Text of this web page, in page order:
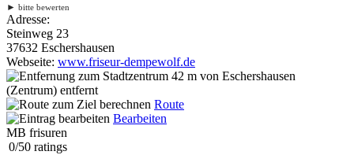
► bitte bewerten
Adresse:
Steinweg 23
37632 Eschershausen
Webseite: www.friseur-dempewolf.de
42 m von Eschershausen
(Zentrum) entfernt
Route
Bearbeiten
MB frisuren
0/50 ratings